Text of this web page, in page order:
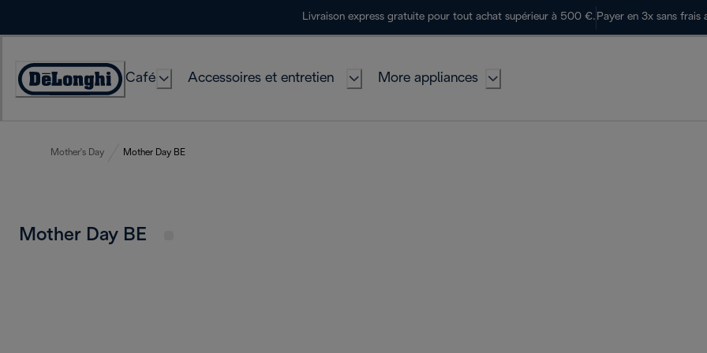
Livraison express gratuite pour tout achat supérieur à 500 €. Payer en 3x sans frais
Déclaration
Café Accessoires et entretien More appliances
Mother's Day Mother Day BE
Mother Day BE